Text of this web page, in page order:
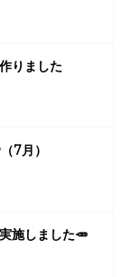
りました
7月）
施しました🥕